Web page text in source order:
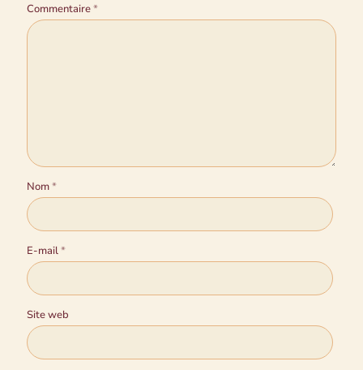
Commentaire*
Nom*
E-mail*
Site web